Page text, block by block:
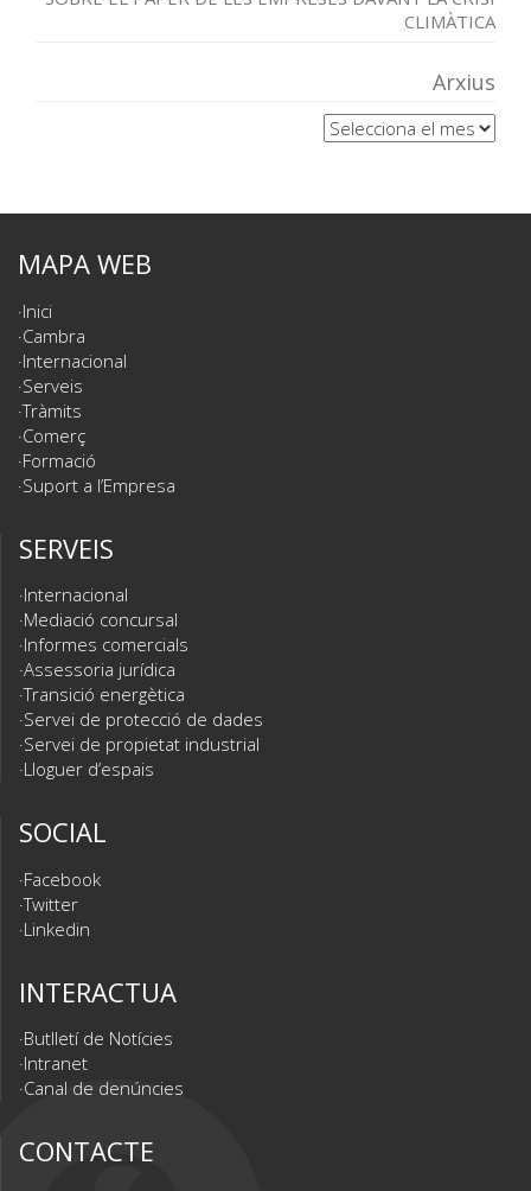
CLIMÀTICA
Arxius
Arxius
MAPA WEB
Inici
Cambra
Internacional
Serveis
Tràmits
Comerç
Formació
Suport a l’Empresa
SERVEIS
Internacional
Mediació concursal
Informes comercials
Assessoria jurídica
Transició energètica
Servei de protecció de dades
Servei de propietat industrial
Lloguer d’espais
SOCIAL
Facebook
Twitter
Linkedin
INTERACTUA
Butlletí de Notícies
Intranet
Canal de denúncies
CONTACTE